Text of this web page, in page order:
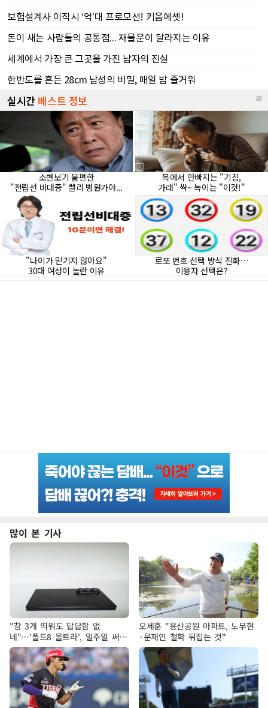
많이 본 기사
"창 3개 띄워도 답답함 없
네"…'폴드8 울트라', 일주일 써보
니
오세훈 "용산공원 아파트, 노무현
·문재인 철학 뒤집는 것"